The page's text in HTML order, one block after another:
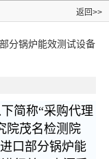
返回>>
分锅炉能效测试设备
简称“采购代理
院茂名检测院
口部分锅炉能